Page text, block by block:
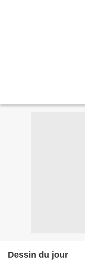
Dessin du jour